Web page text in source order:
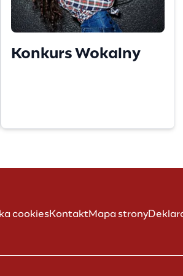
Konkurs Wokalny
cookiesKontaktMapa strony